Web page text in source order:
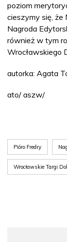
poziom
cieszymy się, że
Nagroda
również w tym
Wrocławskiego
autorka: Agata
ato/ aszw/
Pióro Fredry
Wrocławskie Targi